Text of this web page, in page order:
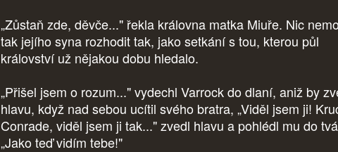
„Zůstaň zde, děvče..." řekla královna matka Miuře. Nic
tak jejího syna rozhodit tak, jako setkání s tou, kterou půl
království už nějakou dobu hledalo.
„Přišel jsem o rozum..." vydechl Varrock do dlaní, aniž by
hlavu, když nad sebou ucítil svého bratra, „Viděl jsem ji!
Conrade, viděl jsem ji tak..." zvedl hlavu a pohlédl mu do
„Jako teď vidím tebe!"